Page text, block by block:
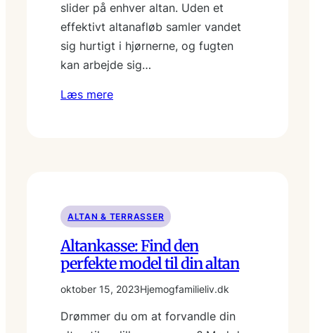
slider på enhver altan. Uden et
effektivt altanafløb samler vandet
sig hurtigt i hjørnerne, og fugten
kan arbejde sig…
Læs mere
ALTAN & TERRASSER
Altankasse: Find den
perfekte model til din altan
oktober 15, 2023Hjemogfamilieliv.dk
Drømmer du om at forvandle din